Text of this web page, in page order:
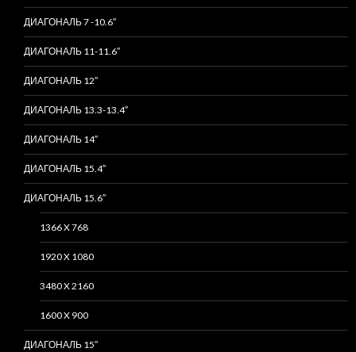
ДИАГОНАЛЬ 7 -10.6″
ДИАГОНАЛЬ 11-11.6″
ДИАГОНАЛЬ 12″
ДИАГОНАЛЬ 13.3-13.4″
ДИАГОНАЛЬ 14″
ДИАГОНАЛЬ 15.4″
ДИАГОНАЛЬ 15.6″
1366 X 768
1920 X 1080
3480 X 2160
1600 X 900
ДИАГОНАЛЬ 15″